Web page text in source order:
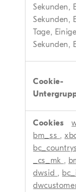
Sekunden,
Sekunden,
Tage,
Sekunden,
bm_ss ,
_cs_mk ,
dwsid ,